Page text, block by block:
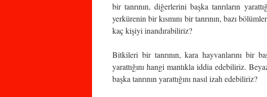
bir tanrının, diğerlerini başka tanrıların
yerkürenin bir kısmını bir tanrının, bazı
kaç kişiyi inandırabiliriz?
Bitkileri bir tanrının, kara hayvanlarını bir
yarattığını hangi mantıkla iddia edebiliriz.
başka tanrının yarattığını nasıl izah edebiliriz?